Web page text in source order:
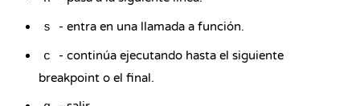
s - entra en una llamada a función.
c
- continúa ejecutando hasta el siguiente
breakpoint o el final.